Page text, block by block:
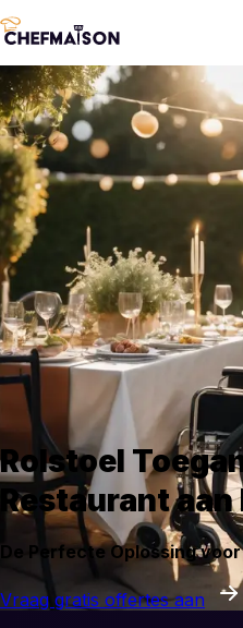
Rolstoel
Restaurant aan
De Perfecte Oplossing
Vraag gratis offertes aan